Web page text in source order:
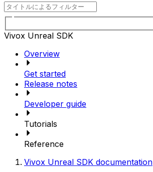
Vivox Unreal SDK
Overview
Get started
Release notes
Developer guide
Tutorials
Reference
Vivox Unreal SDK documentation